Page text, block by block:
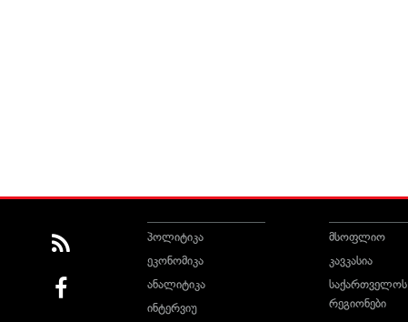
პოლიტიკა
ეკონომიკა
ანალიტიკა
ინტერვიუ
მსოფლიო
კავკასია
საქართველოს
რეგიონები